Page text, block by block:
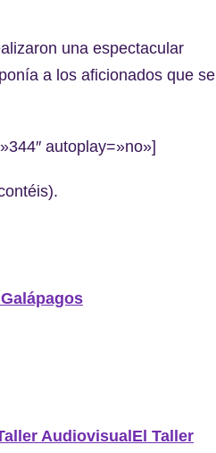
una espectacular
a los aficionados que se
autoplay=»no»]
AudiovisualEl Taller